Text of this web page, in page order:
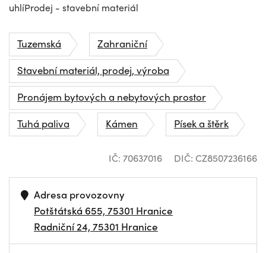
uhlíProdej - stavební materiál
Tuzemská
Zahraniční
Stavební materiál, prodej, výroba
Pronájem bytových a nebytových prostor
Tuhá paliva
Kámen Písek a štěrk
IČ: 70637016 DIČ: CZ8507236166
Adresa provozovny
Potštátská 655, 75301 Hranice
Radniční 24, 75301 Hranice